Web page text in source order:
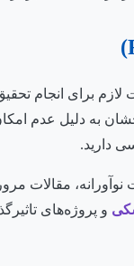
لازم برای
به دلیل عدم
دارید.
مقالات
و پروژه‌های